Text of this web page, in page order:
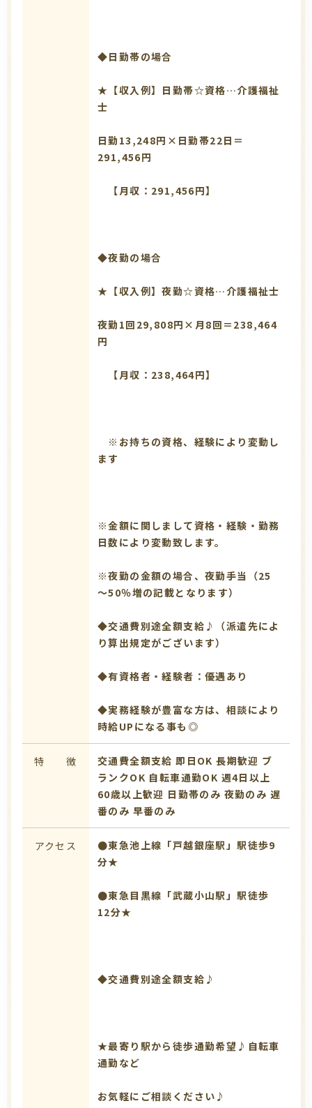
◆日勤帯の場合
★【収入例】日勤帯☆資格…介護福祉
士
日勤13,248円×日勤帯22日＝
291,456円
【月収：291,456円】
◆夜勤の場合
★【収入例】夜勤☆資格…介護福祉士
夜勤1回29,808円×月8回＝238,464
円
【月収：238,464円】
※お持ちの資格、経験により変動し
ます
※金額に関しまして資格・経験・勤務
日数により変動致します。
※夜勤の金額の場合、夜勤手当（25
～50％増の記載となります）
◆交通費別途全額支給♪（派遣先によ
り算出規定がございます）
◆有資格者・経験者：優遇あり
◆実務経験が豊富な方は、相談により
時給UPになる事も◎
特 徴 交通費全額支給 即日OK 長期歓迎 ブ
ランクOK 自転車通勤OK 週4日以上
60歳以上歓迎 日勤帯のみ 夜勤のみ 遅
番のみ 早番のみ
アクセス
●東急池上線「戸越銀座駅」駅徒歩9
分★
●東急目黒線「武蔵小山駅」駅徒歩
12分★
◆交通費別途全額支給♪
★最寄り駅から徒歩通勤希望♪自転車
通勤など
お気軽にご相談ください♪